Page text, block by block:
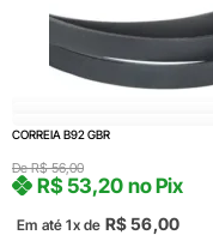
CORREIA B92 GBR
DeR$56,00
Em até 1x de R$56,00
R$53,20 no Pix